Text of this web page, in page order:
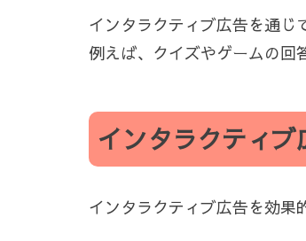
インタラクティブ広告を通じ
例えば、クイズやゲームの回
インタラクティ
インタラクティブ広告を効果